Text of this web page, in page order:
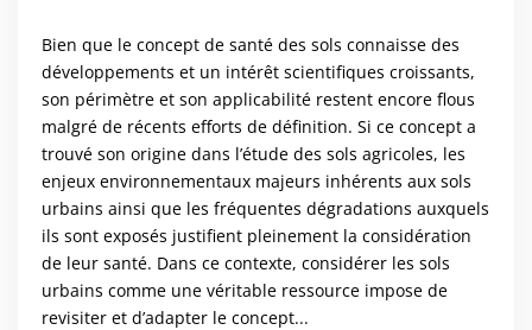
Bien que le concept de santé des sols connaisse des
développements et un intérêt scientifiques croissants,
son périmètre et son applicabilité restent encore flous
malgré de récents efforts de définition. Si ce concept a
trouvé son origine dans l’étude des sols agricoles, les
enjeux environnementaux majeurs inhérents aux sols
urbains ainsi que les fréquentes dégradations auxquels
ils sont exposés justifient pleinement la considération
de leur santé. Dans ce contexte, considérer les sols
urbains comme une véritable ressource impose de
revisiter et d’adapter le concept...